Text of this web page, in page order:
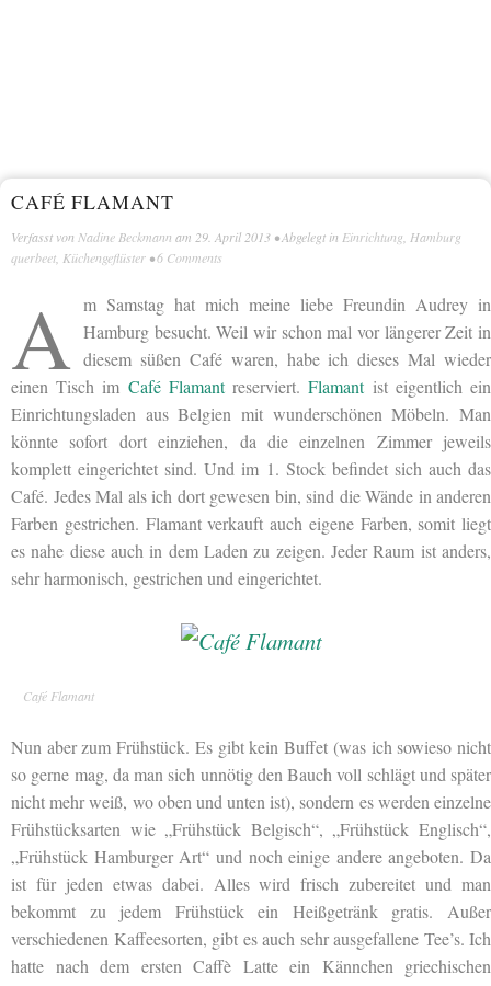
CAFÉ FLAMANT
Verfasst von Nadine Beckmann am 29. April 2013 • Abgelegt in Einrichtung Hamburg
querbeet Küchengeflüster •6 Comments
A m Samstag hat mich meine liebe Freundin Audrey in
Hamburg besucht. Weil wir schon mal vor längerer Zeit in
diesem süßen Café waren, habe ich dieses Mal wieder
einen Tisch im Café Flamantreserviert.Flamantist eigentlich ein
Einrichtungsladen aus Belgien mit wunderschönen Möbeln. Man
könnte sofort dort einziehen, da die einzelnen Zimmer jeweils
komplett eingerichtet sind. Und im 1. Stock befindet sich auch das
Café. Jedes Mal als ich dort gewesen bin, sind die Wände in anderen
Farben gestrichen. Flamant verkauft auch eigene Farben, somit liegt
es nahe diese auch in dem Laden zu zeigen. Jeder Raum ist anders,
sehr harmonisch, gestrichen und eingerichtet.
Café Flamant
Nun aber zum Frühstück. Es gibt kein Buffet (was ich sowieso nicht
so gerne mag, da man sich unnötig den Bauch voll schlägt und später
nicht mehr weiß, wo oben und unten ist), sondern es werden einzelne
Frühstücksarten wie „Frühstück Belgisch“, „Frühstück Englisch“,
„Frühstück Hamburger Art“ und noch einige andere angeboten. Da
ist für jeden etwas dabei. Alles wird frisch zubereitet und man
bekommt zu jedem Frühstück ein Heißgetränk gratis. Außer
verschiedenen Kaffeesorten, gibt es auch sehr ausgefallene Tee’s. Ich
hatte nach dem ersten Caffè Latte ein Kännchen griechischen